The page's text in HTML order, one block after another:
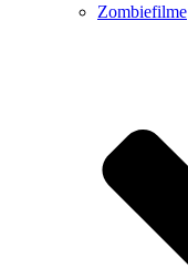
Zombiefilme